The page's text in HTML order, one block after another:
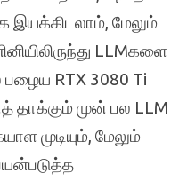
இயக்கிடலாம், மேலும்
LLMகளை
RTX 3080 Ti
தாக்கும் முன் பல LLM
முடியும், மேலும்